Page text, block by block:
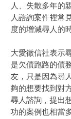
人、失散多年的
人諮詢案件裡常
度的增減尋人的
大愛徵信社表示
是欠債跑路的債
友，只是因為尋
夠的想要找到對
尋人諮詢，提出
功的案例也相當